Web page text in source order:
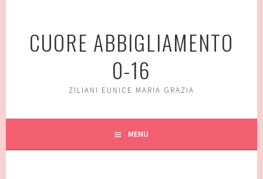
contenutoCUORE ABBIGLIAMENTO
0-16
ZILIANI EUNICE MARIA GRAZIA
MENU